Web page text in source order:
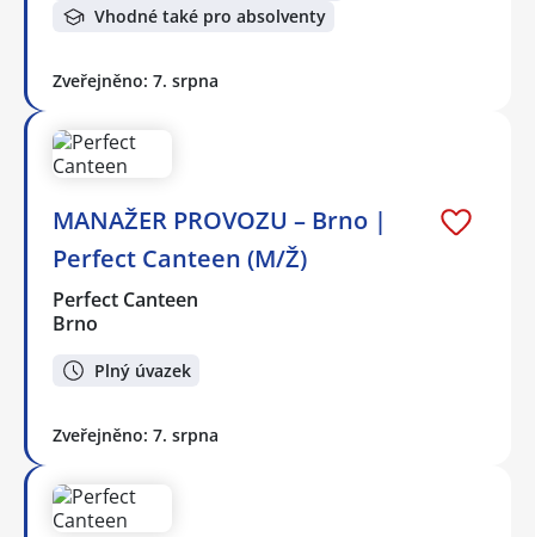
Vhodné také pro absolventy
Zveřejněno: 7. srpna
MANAŽER PROVOZU – Brno |
Perfect Canteen (M/Ž)
Perfect Canteen
Brno
Plný úvazek
Zveřejněno: 7. srpna